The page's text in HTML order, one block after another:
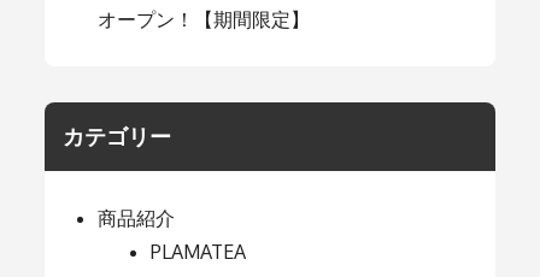
オープン！【期間限定】
カテゴリー
商品紹介
PLAMATEA